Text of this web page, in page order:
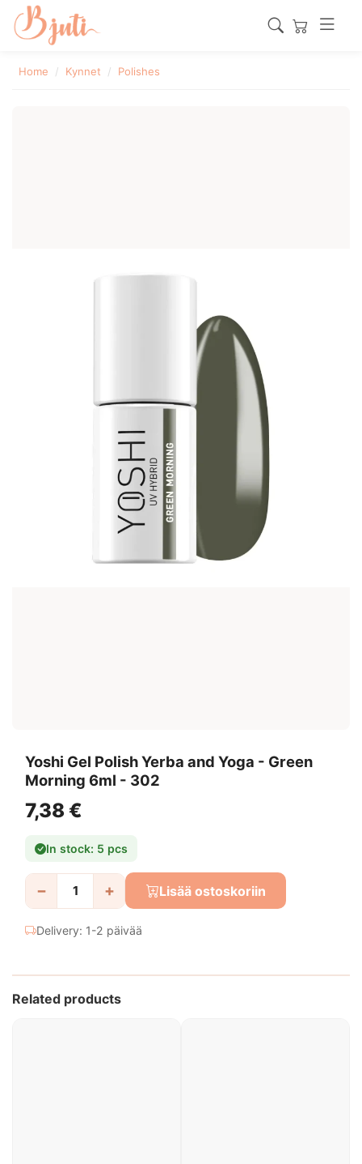
Home Kynnet Polishes
Yoshi Gel Polish Yerba and Yoga - Green
Morning 6ml - 302
7,38 €
In stock: 5 pcs
− + Lisää ostoskoriin
Delivery: 1-2 päivää
Related products